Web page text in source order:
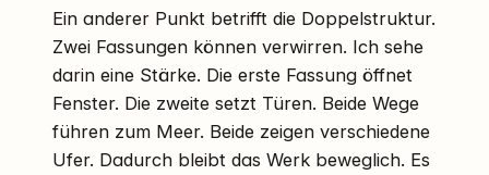
Ein anderer Punkt betrifft die Doppelstruktur.
Zwei Fassungen können verwirren. Ich sehe
darin eine Stärke. Die erste Fassung öffnet
Fenster. Die zweite setzt Türen. Beide Wege
führen zum Meer. Beide zeigen verschiedene
Ufer. Dadurch bleibt das Werk beweglich. Es